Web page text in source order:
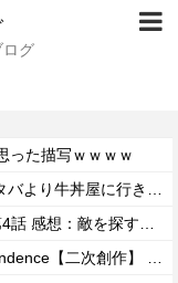
ログ
った描写ｗｗｗｗ